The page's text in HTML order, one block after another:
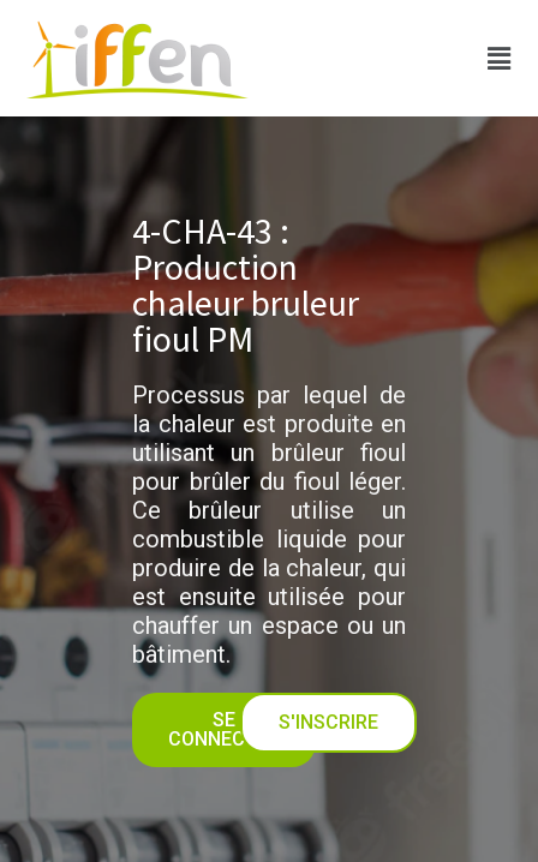
4-CHA-43 :
Production
chaleur bruleur
fioul PM
Processus par lequel de
la chaleur est produite en
utilisant un brûleur fioul
pour brûler du fioul léger.
Ce brûleur utilise un
combustible liquide pour
produire de la chaleur, qui
est ensuite utilisée pour
chauffer un espace ou un
bâtiment.
SE
CONNECTER
S'INSCRIRE